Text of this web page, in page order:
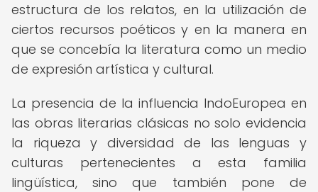
estructura de los relatos, en la utilización de
ciertos recursos poéticos y en la manera en
que se concebía la literatura como un medio
de expresión artística y cultural.
La presencia de la influencia IndoEuropea en
las obras literarias clásicas no solo evidencia
la riqueza y diversidad de las lenguas y
culturas pertenecientes a esta familia
lingüística, sino que también pone de